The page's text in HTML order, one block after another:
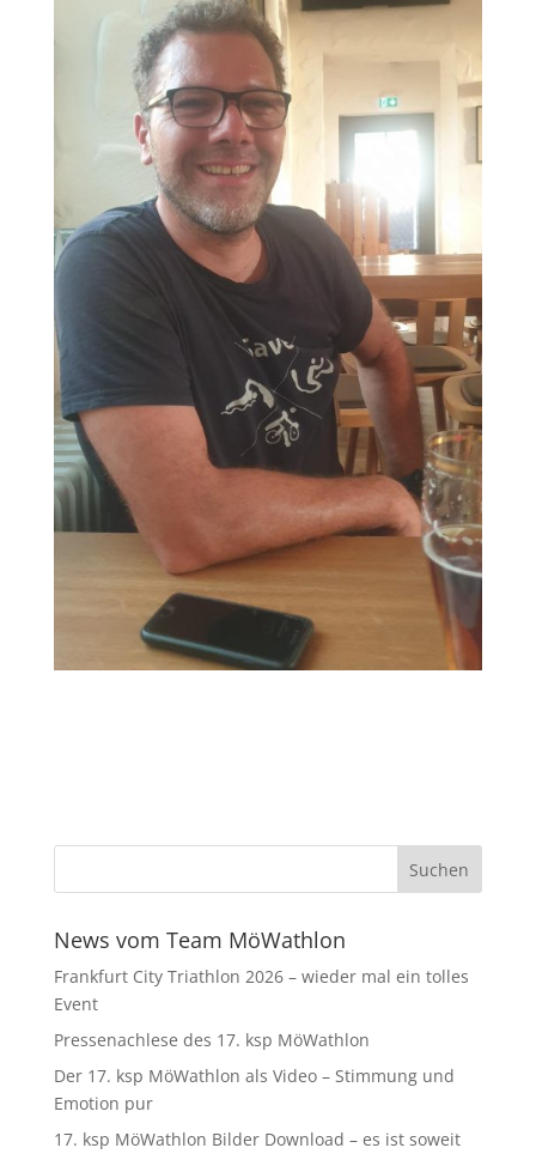
News vom Team MöWathlon
Frankfurt City Triathlon 2026 – wieder mal ein tolles
Event
Pressenachlese des 17. ksp MöWathlon
Der 17. ksp MöWathlon als Video – Stimmung und
Emotion pur
17. ksp MöWathlon Bilder Download – es ist soweit